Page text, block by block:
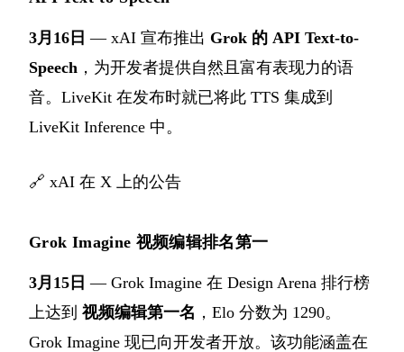
3月16日 — xAI 宣布推出 Grok 的 API Text-to-
Speech ，为开发者提供自然且富有表现力的语
音。LiveKit 在发布时就已将此 TTS 集成到
LiveKit Inference 中。
🔗 xAI 在 X 上的公告
Grok Imagine 视频编辑排名第一
3月15日 — Grok Imagine 在 Design Arena 排行榜
上达到 视频编辑第一名 ，Elo 分数为 1290。
Grok Imagine 现已向开发者开放。该功能涵盖在